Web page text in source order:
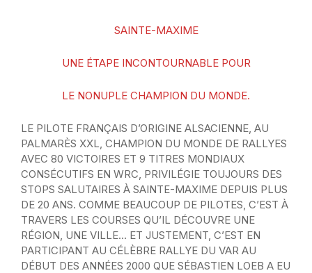
SAINTE-MAXIME
UNE ÉTAPE INCONTOURNABLE POUR
LE NONUPLE CHAMPION DU MONDE.
LE PILOTE FRANÇAIS D’ORIGINE ALSACIENNE, AU
PALMARÈS XXL, CHAMPION DU MONDE DE RALLYES
AVEC 80 VICTOIRES ET 9 TITRES MONDIAUX
CONSÉCUTIFS EN WRC, PRIVILÉGIE TOUJOURS DES
STOPS SALUTAIRES À SAINTE-MAXIME DEPUIS PLUS
DE 20 ANS. COMME BEAUCOUP DE PILOTES, C’EST À
TRAVERS LES COURSES QU’IL DÉCOUVRE UNE
RÉGION, UNE VILLE… ET JUSTEMENT, C’EST EN
PARTICIPANT AU CÉLÈBRE RALLYE DU VAR AU
DÉBUT DES ANNÉES 2000 QUE SÉBASTIEN LOEB A EU